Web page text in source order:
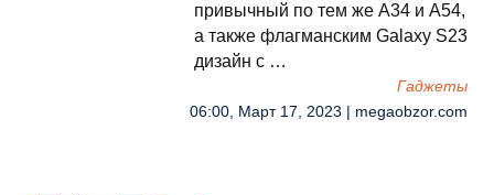
привычный по тем же A34 и A54,
а также флагманским Galaxy S23
дизайн с …
Гаджеты
06:00, Март 17, 2023 | megaobzor.com